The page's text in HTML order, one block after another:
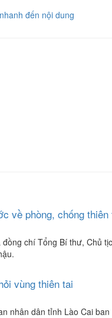
đến nội dung
về phòng, chống thiên
chí Tổng Bí thư, Chủ
vùng thiên tai
nhân dân tỉnh Lào Cai